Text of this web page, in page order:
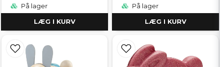
På lager
LÆG I KURV
På lager
LÆG I KURV